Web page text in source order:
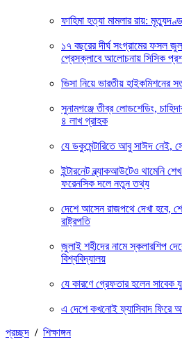
ফাহিমা হত্যা মামলার রায়:
১৭ বছরের দীর্ঘ সংগ্রামের ফসল
প্রেসক্লাবে আলোচনায় সিসিক
ভিসা নিয়ে ভারতীয় হাইকমিশনের
সুনামগঞ্জে তীব্র লোডশেডিং,
৪ লাখ গ্রাহক
যে ডকুমেন্টারিতে আবু সাঈদ নেই,
ইন্টারনেট ব্ল্যাকআউটেও থামেনি
ফরেনসিক দলে নতুন তথ্য
দেশে আসেন রাজপথে দেখা হবে,
রাষ্ট্রপতি
জুলাই শহীদের নামে স্কলারশিপ
বিশ্ববিদ্যালয়
যে কারণে গ্রেফতার হলেন সাবেক
এ দেশে কখনোই ফ্যাসিবাদ ফিরে
প্রচ্ছদ / শিক্ষাঙ্গন